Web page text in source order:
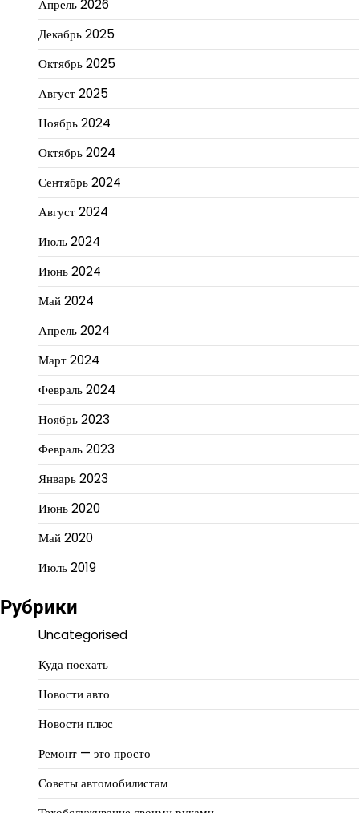
Апрель 2026
Декабрь 2025
Октябрь 2025
Август 2025
Ноябрь 2024
Октябрь 2024
Сентябрь 2024
Август 2024
Июль 2024
Июнь 2024
Май 2024
Апрель 2024
Март 2024
Февраль 2024
Ноябрь 2023
Февраль 2023
Январь 2023
Июнь 2020
Май 2020
Июль 2019
Рубрики
Uncategorised
Куда поехать
Новости авто
Новости плюс
Ремонт — это просто
Советы автомобилистам